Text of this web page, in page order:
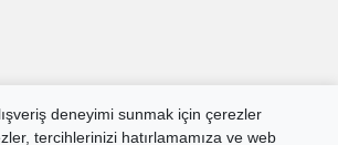
deneyimi sunmak için çerezler
tercihlerinizi hatırlamamıza ve web